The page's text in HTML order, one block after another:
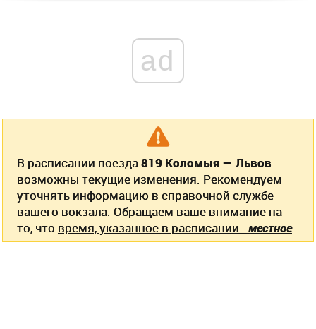
ad
В расписании поезда819 Коломыя — Львов
возможны текущие изменения. Рекомендуем
уточнять информацию в справочной службе
вашего вокзала. Обращаем ваше внимание на
то, что время, указанное в расписании -местное.